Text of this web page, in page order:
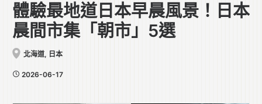
體驗最地道日本早晨風景！日本
晨間市集「朝市」5選
北海道, 日本
2026-06-17